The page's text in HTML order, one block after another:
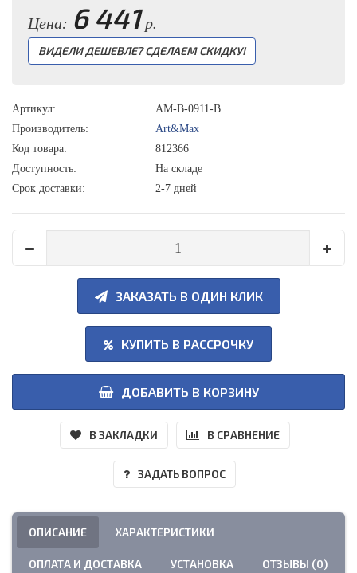
Цена: 6 441р.
ВИДЕЛИ ДЕШЕВЛЕ? СДЕЛАЕМ СКИДКУ!
Артикул:
AM-B-0911-B
Производитель:
Art&Max
Код товара:
812366
Доступность:
На складе
Срок доставки:
2-7 дней
ЗАКАЗАТЬ В ОДИН КЛИК
КУПИТЬ В РАССРОЧКУ
ДОБАВИТЬ В КОРЗИНУ
В ЗАКЛАДКИ В СРАВНЕНИЕ
ЗАДАТЬ ВОПРОС
ОПИСАНИЕ ХАРАКТЕРИСТИКИ
ОПЛАТА И ДОСТАВКА УСТАНОВКА ОТЗЫВЫ (0)